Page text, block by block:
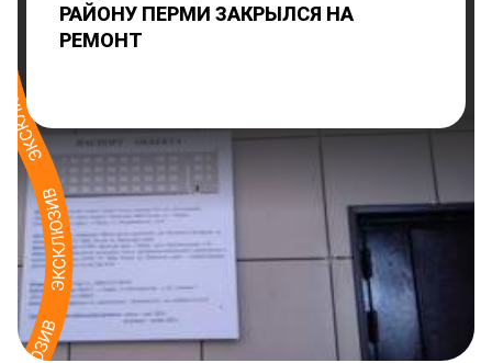
РАЙОНУ ПЕРМИ ЗАКРЫЛСЯ НА
РЕМОНТ